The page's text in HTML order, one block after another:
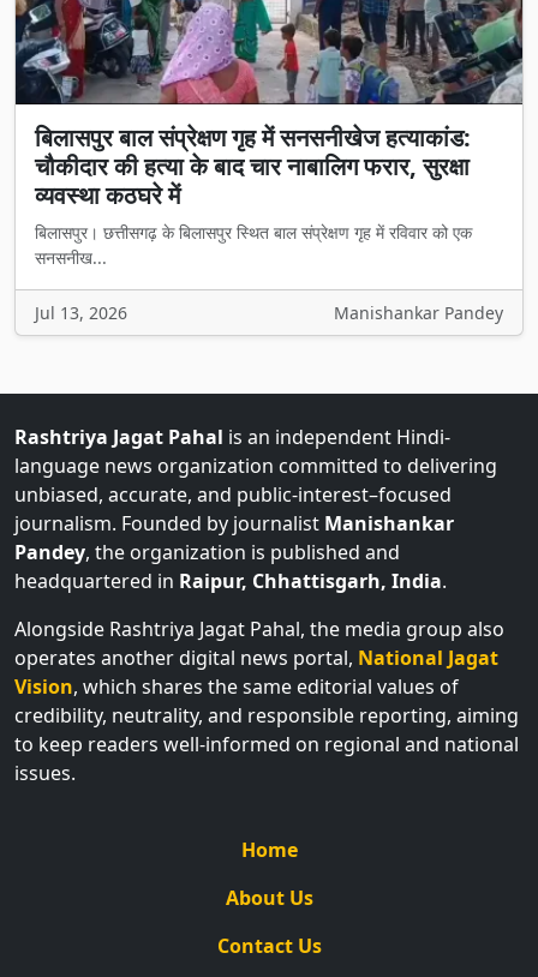
बिलासपुर बाल संप्रेक्षण गृह में सनसनीखेज हत्याकांड:
चौकीदार की हत्या के बाद चार नाबालिग फरार, सुरक्षा
व्यवस्था कठघरे में
बिलासपुर। छत्तीसगढ़ के बिलासपुर स्थित बाल संप्रेक्षण गृह में रविवार को एक
सनसनीख...
Jul 13, 2026 Manishankar Pandey
Rashtriya Jagat Pahal is an independent Hindi-
language news organization committed to delivering
unbiased, accurate, and public-interest–focused
journalism. Founded by journalist Manishankar
Pandey, the organization is published and
headquartered in Raipur, Chhattisgarh, India.
Alongside Rashtriya Jagat Pahal, the media group also
operates another digital news portal, National Jagat
Vision, which shares the same editorial values of
credibility, neutrality, and responsible reporting, aiming
to keep readers well-informed on regional and national
issues.
Home
About Us
Contact Us